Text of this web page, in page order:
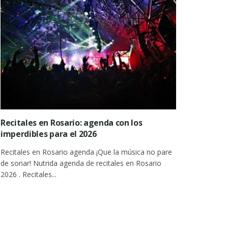
Recitales en Rosario: agenda con los
imperdibles para el 2026
Recitales en Rosario agenda ¡Que la música no pare
de sonar! Nutrida agenda de recitales en Rosario
2026 . Recitales...